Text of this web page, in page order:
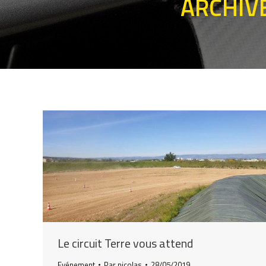
Le circuit Terre vous attend